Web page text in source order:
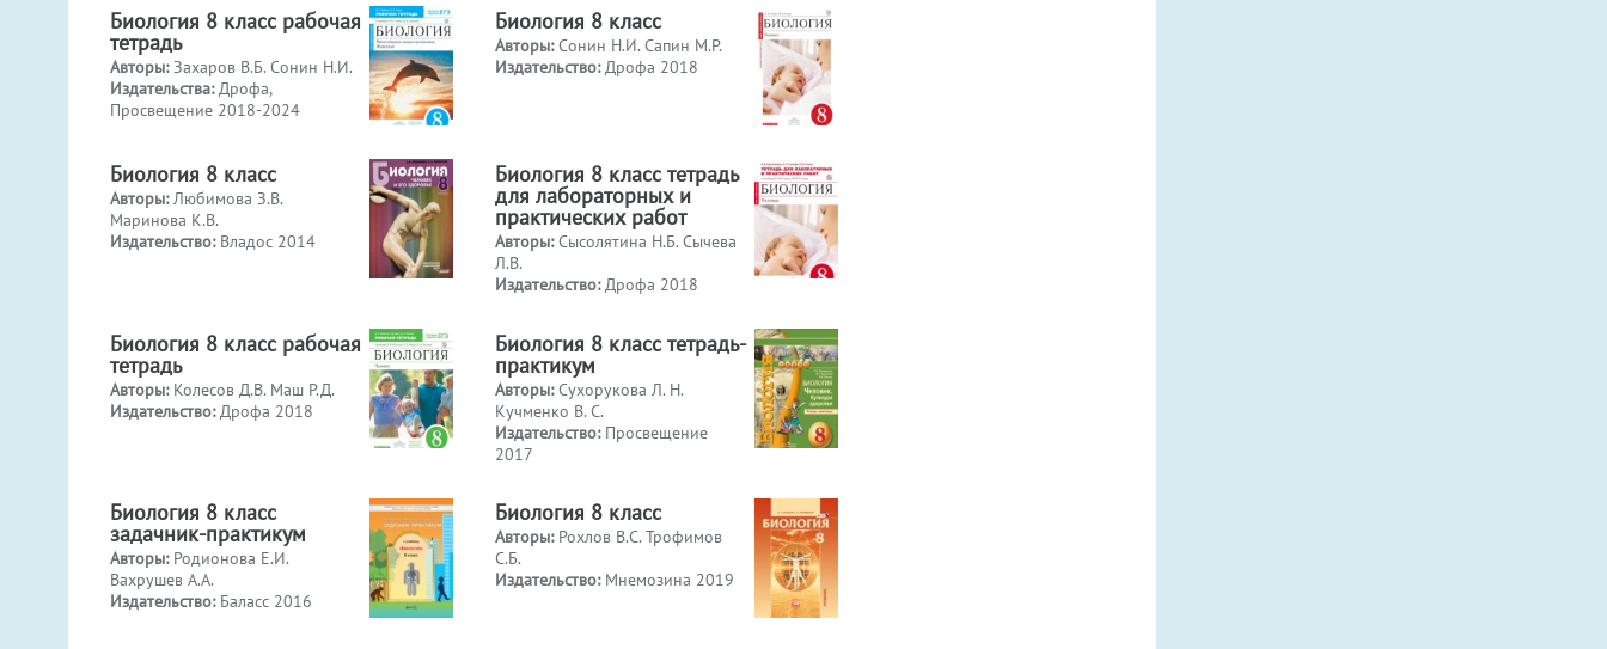
Биология 8 класс рабочая
тетрадь
Авторы:Захаров В.Б. Сонин Н.И.
Издательства:Дрофа,
Просвещение 2018-2024
Биология 8 класс
Авторы:Сонин Н.И. Сапин М.Р.
Издательство:Дрофа 2018
Биология 8 класс
Авторы:Любимова З.В.
Маринова К.В.
Издательство: Владос 2014
Биология 8 класс тетрадь
для лабораторных и
практических работ
Авторы:Сысолятина Н.Б. Сычева
Л.В.
Издательство:Дрофа 2018
Биология 8 класс рабочая
тетрадь
Авторы: Колесов Д.В. Маш Р.Д.
Издательство: Дрофа 2018
Биология 8 класс тетрадь-
практикум
Авторы:Сухорукова Л. Н.
Кучменко В. С.
Издательство: Просвещение
2017
Биология 8 класс
задачник-практикум
Авторы: Родионова Е.И.
Вахрушев А.А.
Издательство: Баласс 2016
Биология 8 класс
Авторы: Рохлов В.С. Трофимов
С.Б.
Издательство: Мнемозина 2019